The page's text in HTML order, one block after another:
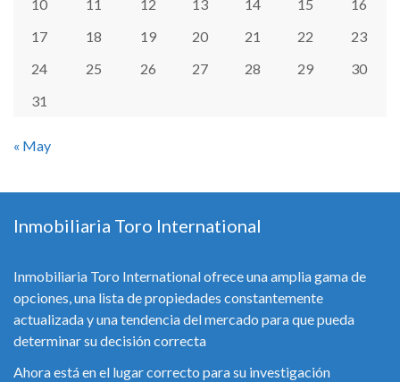
10
11 12 13 14 15
16
17
18 19 20 21 22
23
24
25 26 27 28 29
30
31
« May
Inmobiliaria Toro International
Inmobiliaria Toro International ofrece una amplia gama de
opciones, una lista de propiedades constantemente
actualizada y una tendencia del mercado para que pueda
determinar su decisión correcta
Ahora está en el lugar correcto para su investigación